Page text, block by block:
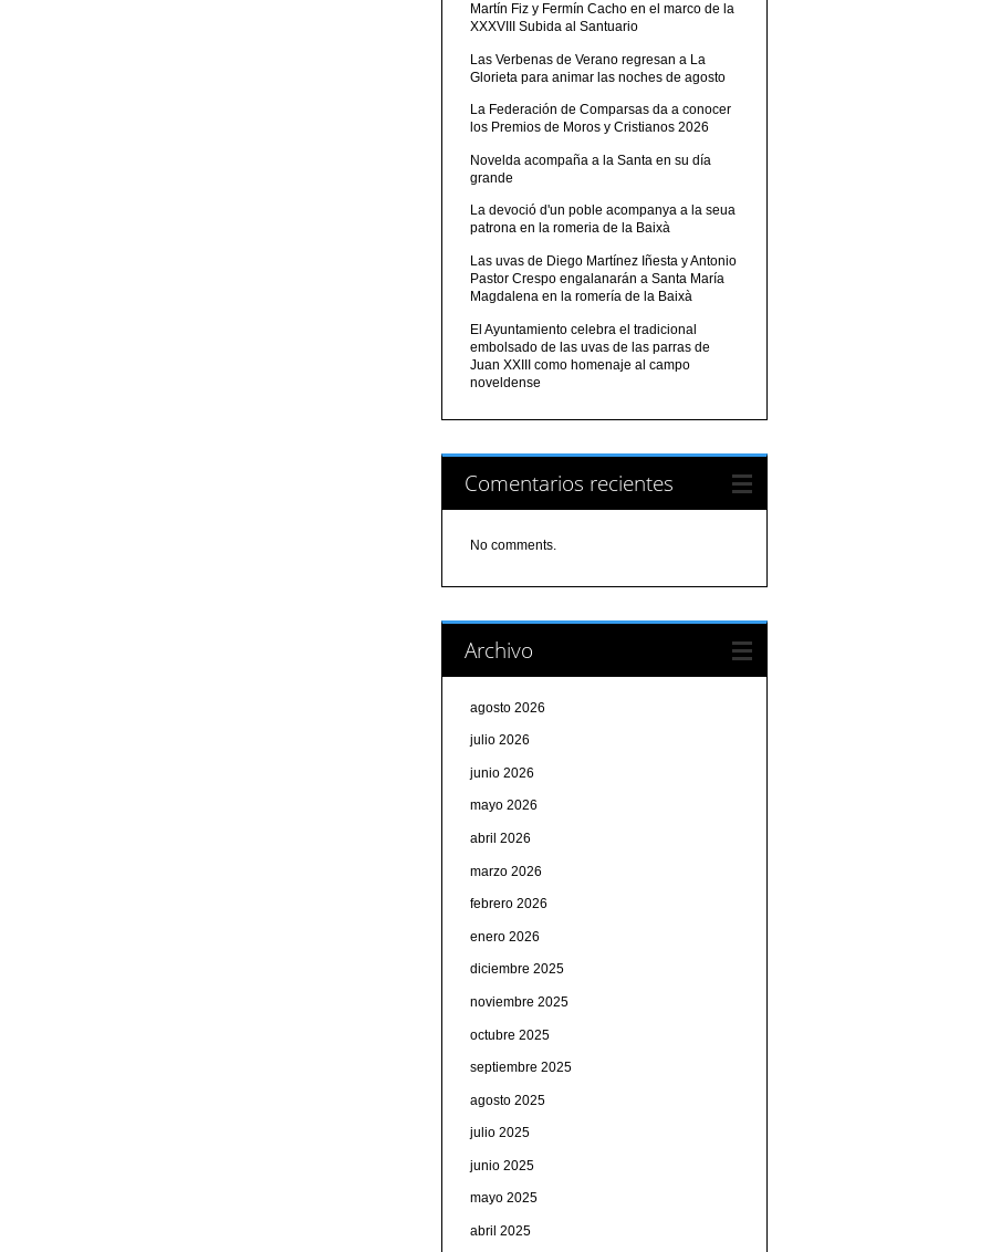
Martín Fiz y Fermín Cacho en el marco de la
XXXVIII Subida al Santuario
Las Verbenas de Verano regresan a La
Glorieta para animar las noches de agosto
La Federación de Comparsas da a conocer
los Premios de Moros y Cristianos 2026
Novelda acompaña a la Santa en su día
grande
La devoció d'un poble acompanya a la seua
patrona en la romeria de la Baixà
Las uvas de Diego Martínez Iñesta y Antonio
Pastor Crespo engalanarán a Santa María
Magdalena en la romería de la Baixà
El Ayuntamiento celebra el tradicional
embolsado de las uvas de las parras de
Juan XXIII como homenaje al campo
noveldense
Comentarios recientes
No comments.
Archivo
agosto 2026
julio 2026
junio 2026
mayo 2026
abril 2026
marzo 2026
febrero 2026
enero 2026
diciembre 2025
noviembre 2025
octubre 2025
septiembre 2025
agosto 2025
julio 2025
junio 2025
mayo 2025
abril 2025